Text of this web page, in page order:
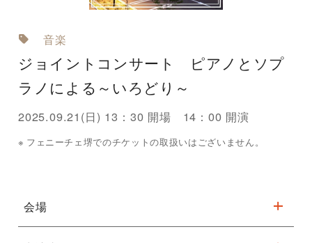
音楽
ジョイントコンサート ピアノとソプ
ラノによる～いろどり～
2025.09.21(日) 13：30 開場 14：00 開演
フェニーチェ堺でのチケットの取扱いはございません。
会場